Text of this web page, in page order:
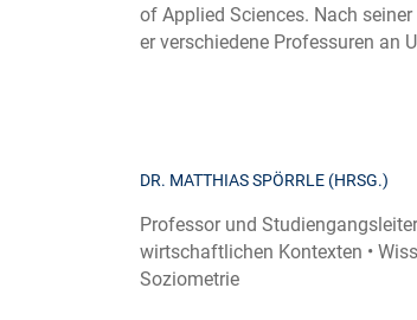
of Applied Sciences. Nach
er verschiedene Professuren an
DR. MATTHIAS SPÖRRLE (HRSG.)
Professor und
wirtschaftlichen Kontexten •
Soziometrie